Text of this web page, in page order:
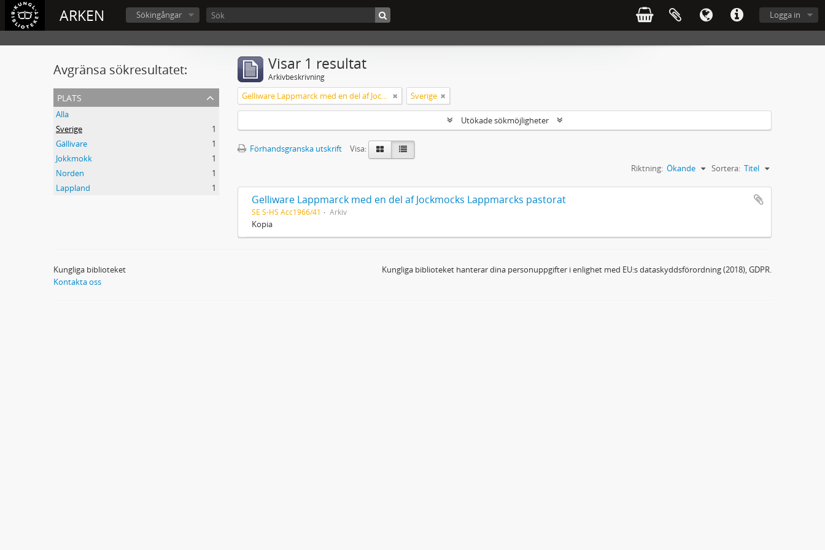
ARKEN Logga in
Sökingångar
Avgränsa sökresultatet:
plats
Alla
Sverige
1
Gällivare
1
Jokkmokk
1
Norden
1
Lappland
1
Visar 1 resultat
Arkivbeskrivning
Gelliware Lappmarck med en del af Jockmocks Lappmarcks pastorat Sverige
Utökade sökmöjligheter
Förhandsgranska utskrift
Visa:
Sortera: Titel
Riktning: Ökande
Gelliware Lappmarck med en del af Jockmocks Lappmarcks pastorat
SE S-HS Acc1966/41 Arkiv
Kopia
Kungliga biblioteket
Kontakta oss
Kungliga biblioteket hanterar dina personuppgifter i enlighet med EU:s dataskyddsförordning (2018), GDPR.